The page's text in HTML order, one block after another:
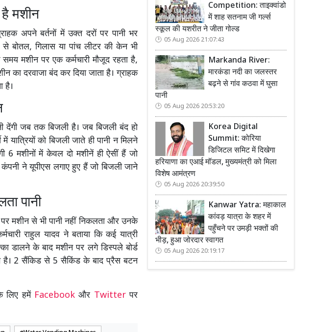
मशीन
अपने बर्तनों में उक्त दरों पर पानी भर
बोतल, गिलास या पांच लीटर की केन भी
मशीन पर एक कर्मचारी मौजूद रहता है,
का दरवाजा बंद कर दिया जाता है। ग्राहक
है।
देंगी जब तक बिजली है। जब बिजली बंद हो
यात्रियों को बिजली जाते ही पानी न मिलने
6 मशीनों में केवल दो मशीनें ही ऐसीं हैं जो
ने यूपीएस लगाए हुए हैं जो बिजली जाने
पानी
मशीन से भी पानी नहीं निकलता और उनके
राहुल यादव ने बताया कि कई यात्री
डालने के बाद मशीन पर लगे डिस्पले बोर्ड
है। 2 सैंकिड से 5 सैकिंड के बाद प्रैस बटन
लिए हमें Facebookऔर Twitterपर
Competition: ताइक्वांडो
में शाह सतनाम जी गर्ल्स
स्कूल की यशरीत ने जीता गोल्ड
05 Aug 2026 21:07:43
Markanda River:
मारकंडा नदी का जलस्तर
बढ़ने से गांव कठवा में घुसा
पानी
05 Aug 2026 20:53:20
Korea Digital
Summit: कोरिया
डिजिटल समिट में दिखेगा
हरियाणा का एआई मॉडल, मुख्यमंत्री को मिला
विशेष आमंत्रण
05 Aug 2026 20:39:50
Kanwar Yatra: महाकाल
कांवड़ यात्रा के शहर में
पहुँचने पर उमड़ी भक्तों की
भीड़, हुआ जोरदार स्वागत
05 Aug 2026 20:19:17